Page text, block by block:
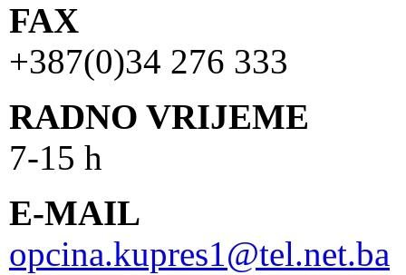
FAX
+387(0)34 276 333
RADNO VRIJEME
7-15 h
E-MAIL
opcina.kupres1@tel.net.ba